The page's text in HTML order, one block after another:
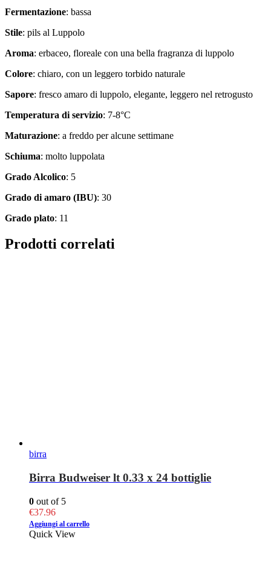
Fermentazione: bassa
Stile: pils al Luppolo
Aroma: erbaceo, floreale con una bella fragranza di luppolo
Colore: chiaro, con un leggero torbido naturale
Sapore: fresco amaro di luppolo, elegante, leggero nel retrogusto
Temperatura di servizio: 7-8°C
Maturazione: a freddo per alcune settimane
Schiuma: molto luppolata
Grado Alcolico: 5
Grado di amaro (IBU): 30
Grado plato: 11
Prodotti correlati
birra
Birra Budweiser lt 0.33 x 24 bottiglie
0 out of 5
€37.96
Aggiungi al carrello
Quick View